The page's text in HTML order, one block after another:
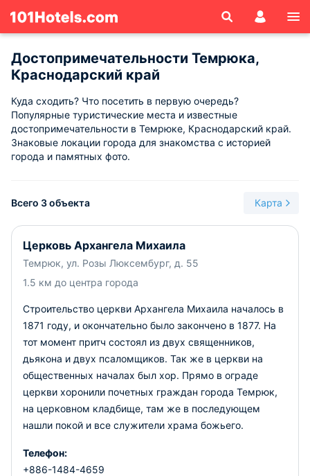
Достопримечательности Темрюка,
Краснодарский край
Куда сходить? Что посетить в первую очередь?
Популярные туристические места и известные
достопримечательности в Темрюке, Краснодарский край.
Знаковые локации города для знакомства с историей
города и памятных фото.
Всего 3 объекта Карта
Церковь Архангела Михаила
Темрюк, ул. Розы Люксембург, д. 55
1.5 км до центра города
Строительство церкви Архангела Михаила началось в
1871 году, и окончательно было закончено в 1877. На
тот момент притч состоял из двух священников,
дьякона и двух псаломщиков. Так же в церкви на
общественных началах был хор. Прямо в ограде
церкви хоронили почетных граждан города Темрюк,
на церковном кладбище, там же в последующем
нашли покой и все служители храма божьего.
Телефон:
+886-1484-4659